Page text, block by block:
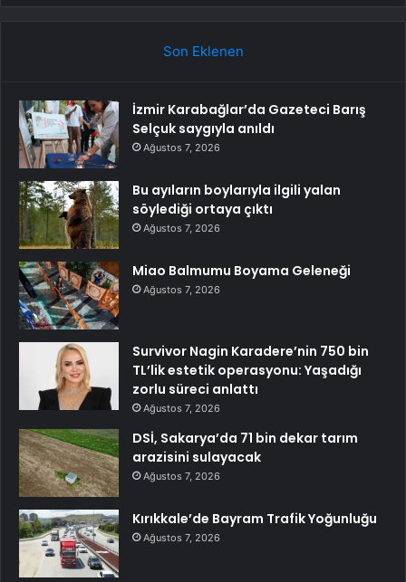
Son Eklenen
İzmir Karabağlar’da Gazeteci Barış
Selçuk saygıyla anıldı
Ağustos 7, 2026
Bu ayıların boylarıyla ilgili yalan
söylediği ortaya çıktı
Ağustos 7, 2026
Miao Balmumu Boyama Geleneği
Ağustos 7, 2026
Survivor Nagin Karadere’nin 750 bin
TL’lik estetik operasyonu: Yaşadığı
zorlu süreci anlattı
Ağustos 7, 2026
DSİ, Sakarya’da 71 bin dekar tarım
arazisini sulayacak
Ağustos 7, 2026
Kırıkkale’de Bayram Trafik Yoğunluğu
Ağustos 7, 2026